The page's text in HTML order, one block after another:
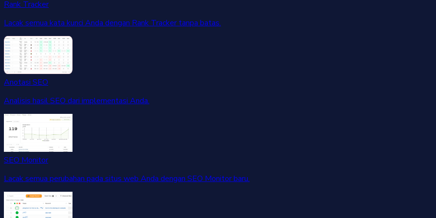
Rank Tracker
Lacak semua kata kunci Anda dengan Rank Tracker tanpa batas.
Anotasi SEO
Analisis hasil SEO dari implementasi Anda.
SEO Monitor
Lacak semua perubahan pada situs web Anda dengan SEO Monitor baru.